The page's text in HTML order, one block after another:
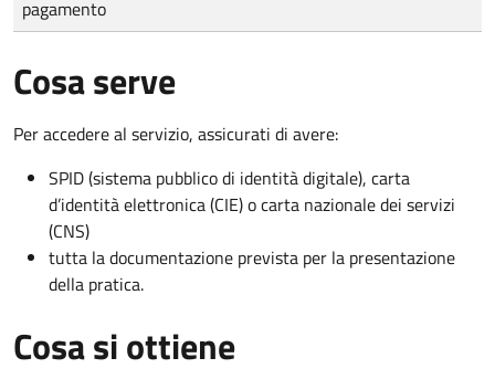
pagamento
Cosa serve
Per accedere al servizio, assicurati di avere:
SPID (sistema pubblico di identità digitale), carta
d’identità elettronica (CIE) o carta nazionale dei servizi
(CNS)
tutta la documentazione prevista per la presentazione
della pratica.
Cosa si ottiene